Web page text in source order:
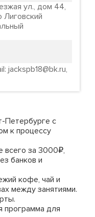
ул., дом 44,
jackspb18@bk.ru,
Петербурге с
к процессу
всего за 3000₽,
банков и
кофе, чай и
между занятиями.
программа для